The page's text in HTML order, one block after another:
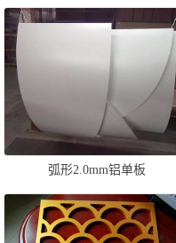
弧形2.0mm铝单板